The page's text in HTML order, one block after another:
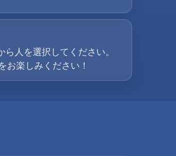
人を選択してください。
楽しみください！